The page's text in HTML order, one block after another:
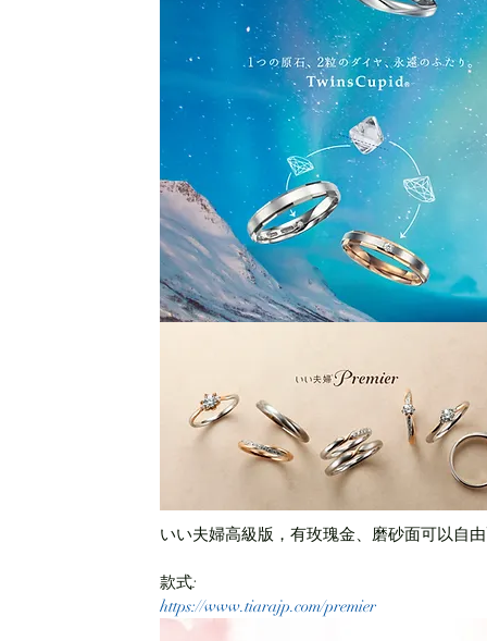
いい夫婦高級版，有玫瑰金、磨砂面可以自
款式:
https://www.tiarajp.com/premier